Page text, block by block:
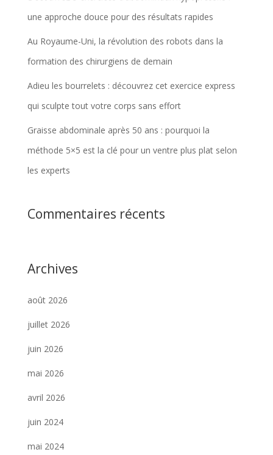
une approche douce pour des résultats rapides
Au Royaume-Uni, la révolution des robots dans la
formation des chirurgiens de demain
Adieu les bourrelets : découvrez cet exercice express
qui sculpte tout votre corps sans effort
Graisse abdominale après 50 ans : pourquoi la
méthode 5×5 est la clé pour un ventre plus plat selon
les experts
Commentaires récents
Archives
août 2026
juillet 2026
juin 2026
mai 2026
avril 2026
juin 2024
mai 2024